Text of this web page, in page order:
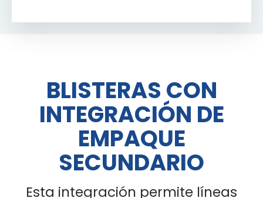
BLISTERAS CON
INTEGRACIÓN DE
EMPAQUE
SECUNDARIO
Esta integración permite líneas